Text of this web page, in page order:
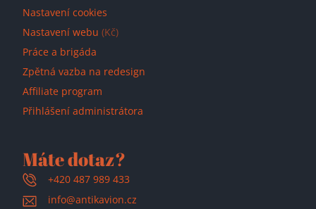
Nastavení cookies
Nastavení webu (Kč)
Práce a brigáda
Zpětná vazba na redesign
Affiliate program
Přihlášení administrátora
Máte dotaz?
+420 487 989 433
info@antikavion.cz